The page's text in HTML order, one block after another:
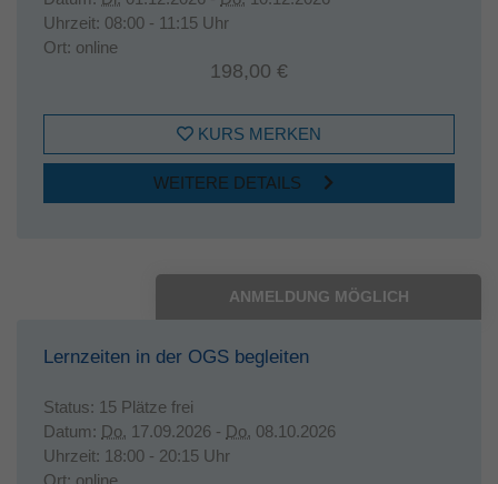
Uhrzeit: 08:00 - 11:15 Uhr
Ort: online
198,00 €
KURS MERKEN
WEITERE DETAILS
ANMELDUNG MÖGLICH
Lernzeiten in der OGS begleiten
Status: 15 Plätze frei
Datum: Do. 17.09.2026 - Do. 08.10.2026
Uhrzeit: 18:00 - 20:15 Uhr
Ort: online